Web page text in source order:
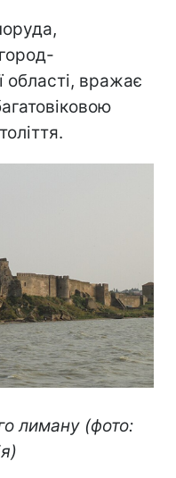
області, вражає
лиману (фото: